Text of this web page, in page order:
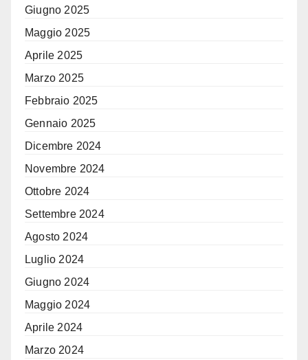
Giugno 2025
Maggio 2025
Aprile 2025
Marzo 2025
Febbraio 2025
Gennaio 2025
Dicembre 2024
Novembre 2024
Ottobre 2024
Settembre 2024
Agosto 2024
Luglio 2024
Giugno 2024
Maggio 2024
Aprile 2024
Marzo 2024